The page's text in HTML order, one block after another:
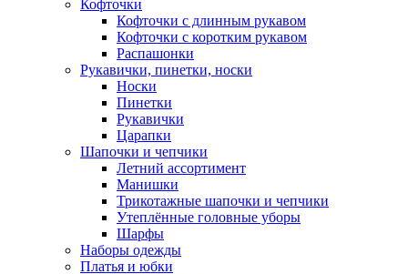
Кофточки
Кофточки с длинным рукавом
Кофточки с коротким рукавом
Распашонки
Рукавички, пинетки, носки
Носки
Пинетки
Рукавички
Царапки
Шапочки и чепчики
Летний ассортимент
Манишки
Трикотажные шапочки и чепчики
Утеплённые головные уборы
Шарфы
Наборы одежды
Платья и юбки